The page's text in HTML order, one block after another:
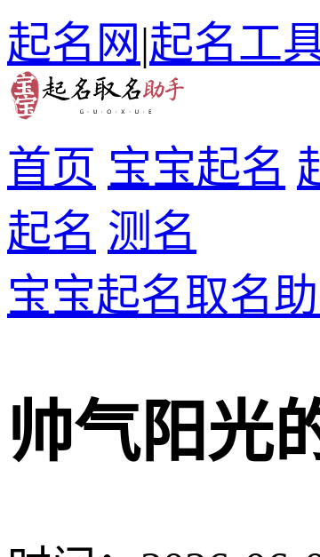
起名网|起名工
首页 宝宝起名
起名 测名
宝宝起名取名
帅气阳光